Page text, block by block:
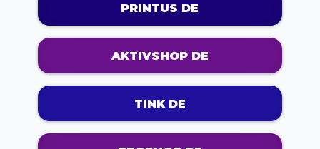
PRINTUS DE
AKTIVSHOP DE
TINK DE